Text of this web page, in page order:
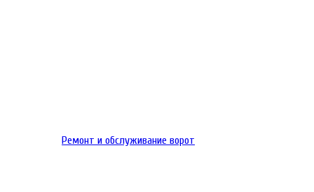
Ремонт и обслуживание ворот